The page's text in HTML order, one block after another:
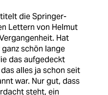
die Springer-
Lettern von Helmut
Hat
schön lange
das aufgedeckt
alles ja schon seit
war. Nur gut, dass
steht, ein